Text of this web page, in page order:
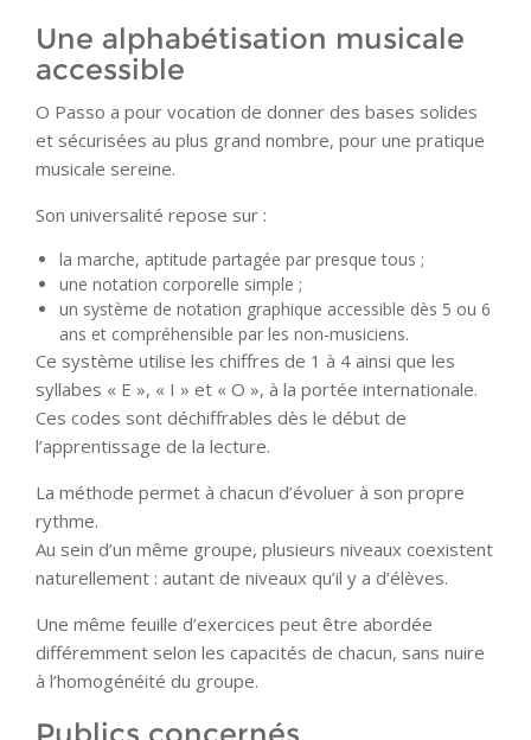
Une alphabétisation musicale
accessible
O Passo a pour vocation de donner des bases solides
et sécurisées au plus grand nombre, pour une pratique
musicale sereine.
Son universalité repose sur :
la marche, aptitude partagée par presque tous ;
une notation corporelle simple ;
un système de notation graphique accessible dès 5 ou 6
ans et compréhensible par les non-musiciens.
Ce système utilise les chiffres de 1 à 4 ainsi que les
syllabes « E », « I » et « O », à la portée internationale.
Ces codes sont déchiffrables dès le début de
l’apprentissage de la lecture.
La méthode permet à chacun d’évoluer à son propre
rythme.
Au sein d’un même groupe, plusieurs niveaux coexistent
naturellement : autant de niveaux qu’il y a d’élèves.
Une même feuille d’exercices peut être abordée
différemment selon les capacités de chacun, sans nuire
à l’homogénéité du groupe.